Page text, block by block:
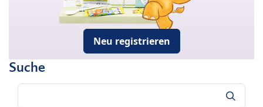
Neu registrieren
Suche